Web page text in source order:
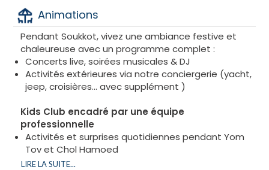
Séjour limité à 130 invités, offrant un cadre exclusif
et reposant, idéal pour couples, familles et amis. KLH
vous garantit une expérience cachère All Inclusive
exceptionnelle, alliant raffinement, service
personnalisé et ambiance de fête inoubliable.
Animations
Pendant Soukkot, vivez une ambiance festive et
chaleureuse avec un programme complet :
Concerts live, soirées musicales & DJ
Activités extérieures via notre conciergerie (yacht,
jeep, croisières... avec supplément )
Kids Club encadré par une équipe
professionnelle
Activités et surprises quotidiennes pendant Yom
Tov et Chol Hamoed
Sorties organisées pour enfants et ados (en
LIRE LA SUITE...